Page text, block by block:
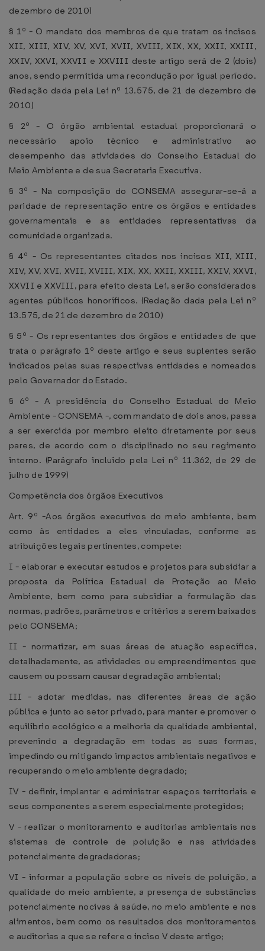
dezembro de 2010)
§ 1º - O mandato dos membros de que tratam os incisos
XII, XIII, XIV, XV, XVI, XVII, XVIII, XIX, XX, XXII, XXIII,
XXIV, XXVI, XXVII e XXVIII deste artigo será de 2 (dois)
anos, sendo permitida uma recondução por igual período.
(Redação dada pela Lei nº 13.575, de 21 de dezembro de
2010)
§ 2º - O órgão ambiental estadual proporcionará o
necessário apoio técnico e administrativo ao
desempenho das atividades do Conselho Estadual do
Meio Ambiente e de sua Secretaria Executiva.
§ 3º - Na composição do CONSEMA assegurar-se-á a
paridade de representação entre os órgãos e entidades
governamentais e as entidades representativas da
comunidade organizada.
§ 4º - Os representantes citados nos incisos XII, XIII,
XIV, XV, XVI, XVII, XVIII, XIX, XX, XXII, XXIII, XXIV, XXVI,
XXVII e XXVIII, para efeito desta Lei, serão considerados
agentes públicos honoríficos. (Redação dada pela Lei nº
13.575, de 21 de dezembro de 2010)
§ 5º - Os representantes dos órgãos e entidades de que
trata o parágrafo 1º deste artigo e seus suplentes serão
indicados pelas suas respectivas entidades e nomeados
pelo Governador do Estado.
§ 6º - A presidência do Conselho Estadual do Meio
Ambiente - CONSEMA -, com mandato de dois anos, passa
a ser exercida por membro eleito diretamente por seus
pares, de acordo com o disciplinado no seu regimento
interno. (Parágrafo incluído pela Lei nº 11.362, de 29 de
julho de 1999)
Competência dos órgãos Executivos
Art. 9º -Aos órgãos executivos do meio ambiente, bem
como às entidades a eles vinculadas, conforme as
atribuições legais pertinentes, compete:
I - elaborar e executar estudos e projetos para subsidiar a
proposta da Política Estadual de Proteção ao Meio
Ambiente, bem como para subsidiar a formulação das
normas, padrões, parâmetros e critérios a serem baixados
pelo CONSEMA;
II - normatizar, em suas áreas de atuação específica,
detalhadamente, as atividades ou empreendimentos que
causem ou possam causar degradação ambiental;
III - adotar medidas, nas diferentes áreas de ação
pública e junto ao setor privado, para manter e promover o
equilíbrio ecológico e a melhoria da qualidade ambiental,
prevenindo a degradação em todas as suas formas,
impedindo ou mitigando impactos ambientais negativos e
recuperando o meio ambiente degradado;
IV - definir, implantar e administrar espaços territoriais e
seus componentes a serem especialmente protegidos;
V - realizar o monitoramento e auditorias ambientais nos
sistemas de controle de poluição e nas atividades
potencialmente degradadoras;
VI - informar a população sobre os níveis de poluição, a
qualidade do meio ambiente, a presença de substâncias
potencialmente nocivas à saúde, no meio ambiente e nos
alimentos, bem como os resultados dos monitoramentos
e auditorias a que se refere o inciso V deste artigo;